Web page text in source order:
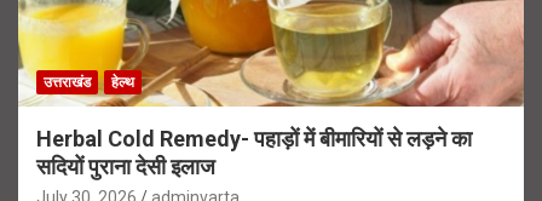
उत्तराखंड हेल्थ
Herbal Cold Remedy- पहाड़ों में बीमारियों से लड़ने का
सदियों पुराना देसी इलाज